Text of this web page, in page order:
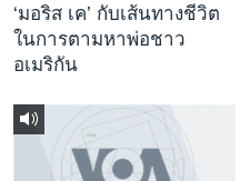
‘มอริส เค’ กับเส้นทางชีวิต
ในการตามหาพ่อชาว
อเมริกัน